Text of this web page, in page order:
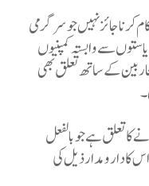
کرنا جائز نہیں جو سرگرمی
سے وابستہ کمپنیوں
کے ساتھ تعلق بھی
تعلق ہے جو بالفعل
کا دارومدار ذیل کی